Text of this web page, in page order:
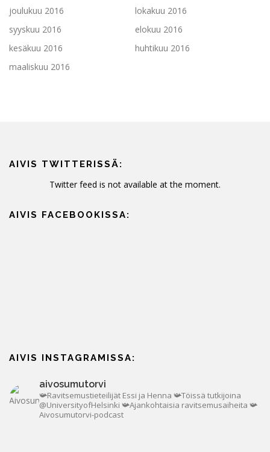
joulukuu 2016
lokakuu 2016
syyskuu 2016
elokuu 2016
kesäkuu 2016
huhtikuu 2016
maaliskuu 2016
AIVIS TWITTERISSÄ:
Twitter feed is not available at the moment.
AIVIS FACEBOOKISSA:
AIVIS INSTAGRAMISSA:
aivosumutorvi
📯Ravitsemustieteilijät Essi ja Henna 📯Töissä tutkijoina
@UniversityofHelsinki 📯Ajankohtaisia ravitsemusaiheita 📯
Aivosumutorvi-podcast